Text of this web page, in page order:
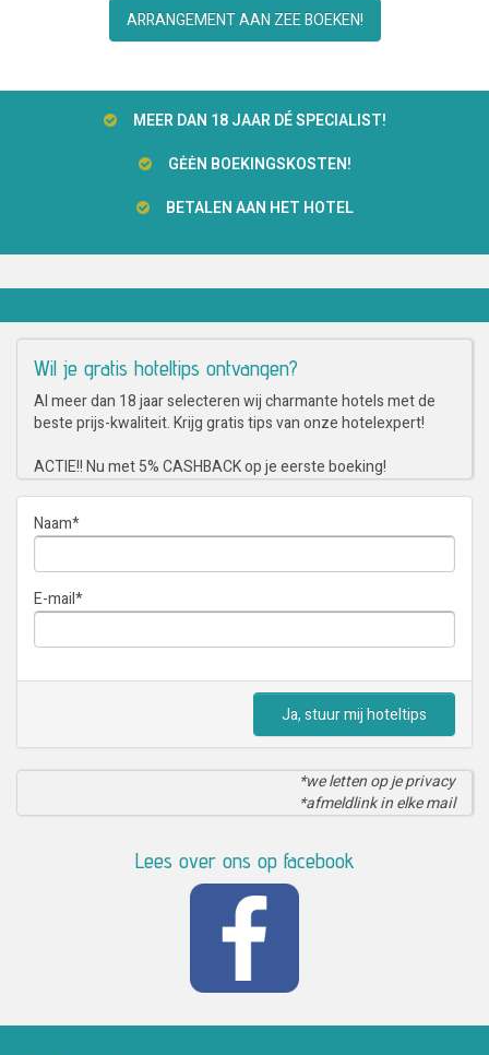
ARRANGEMENT AAN ZEE BOEKEN!
MEER DAN 18 JAAR DÉ SPECIALIST!
GĖĖN BOEKINGSKOSTEN!
BETALEN AAN HET HOTEL
Wil je gratis hoteltips ontvangen?
Al meer dan 18 jaar selecteren wij charmante hotels met de
beste prijs-kwaliteit. Krijg gratis tips van onze hotelexpert!
ACTIE!! Nu met 5% CASHBACK op je eerste boeking!
Naam*
E-mail*
Ja, stuur mij hoteltips
*we letten op je privacy
*afmeldlink in elke mail
Lees over ons op facebook